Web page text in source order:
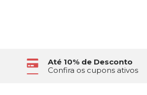
Até 10% de Desconto
Confira os cupons ativos